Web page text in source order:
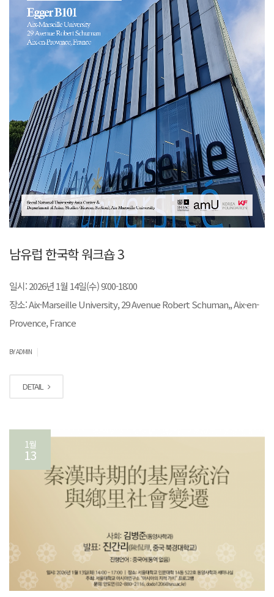
남유럽 한국학 워크숍 3
일시: 2026년 1월 14일(수) 9:00-18:00
장소: Aix-Marseille University, 29 Avenue Robert Schuman,, Aix-en-
Provence, France
BY ADMIN
DETAIL
1월
13